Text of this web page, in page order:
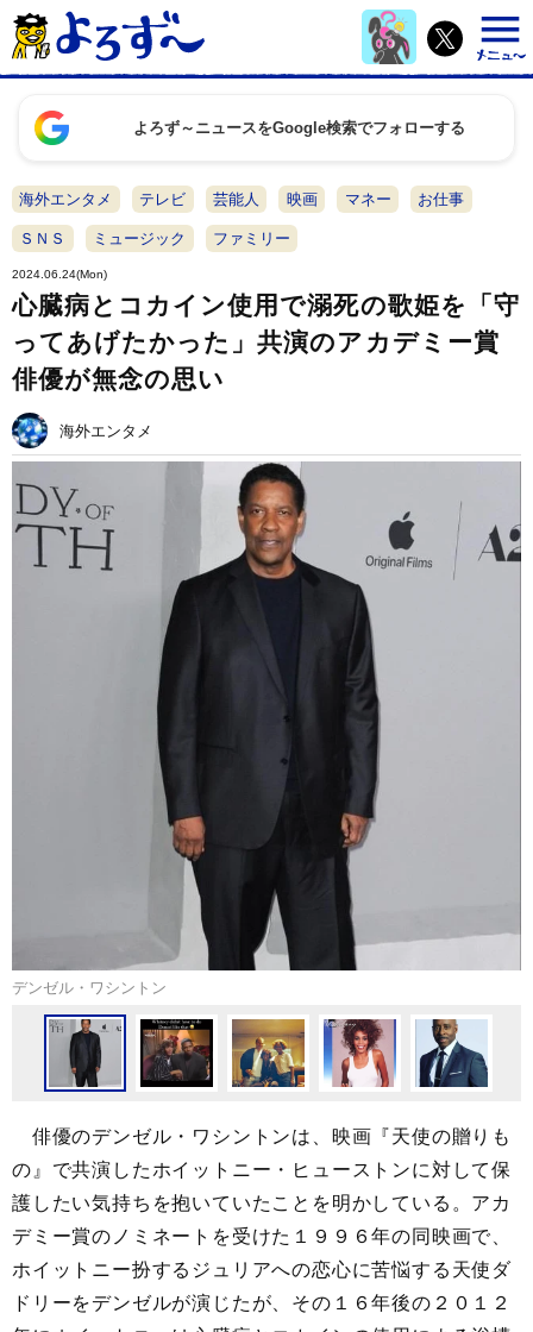
よろず～ニュースをGoogle検索でフォローする
海外エンタメ テレビ 芸能人 映画 マネー お仕事
ＳＮＳ ミュージック ファミリー
2024.06.24(Mon)
心臓病とコカイン使用で溺死の歌姫を「守
ってあげたかった」共演のアカデミー賞
俳優が無念の思い
海外エンタメ
デンゼル・ワシントン
俳優のデンゼル・ワシントンは、映画『天使の贈りも
の』で共演したホイットニー・ヒューストンに対して保
護したい気持ちを抱いていたことを明かしている。アカ
デミー賞のノミネートを受けた１９９６年の同映画で、
ホイットニー扮するジュリアへの恋心に苦悩する天使ダ
ドリーをデンゼルが演じたが、その１６年後の２０１２